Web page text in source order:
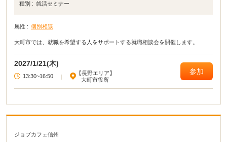
種別 : 就活セミナー
属性 : 個別相談
大町市では、就職を希望する人をサポートする就職相談会を開催します。
2027/1/21(木)
13:30~16:50 |
【長野エリア】
大町市役所
参加
ジョブカフェ信州